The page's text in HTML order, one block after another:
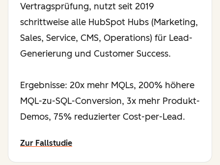
Vertragsprüfung, nutzt seit 2019
schrittweise alle HubSpot Hubs (Marketing,
Sales, Service, CMS, Operations) für Lead-
Generierung und Customer Success.
Ergebnisse: 20x mehr MQLs, 200% höhere
MQL-zu-SQL-Conversion, 3x mehr Produkt-
Demos, 75% reduzierter Cost-per-Lead.
Zur Fallstudie